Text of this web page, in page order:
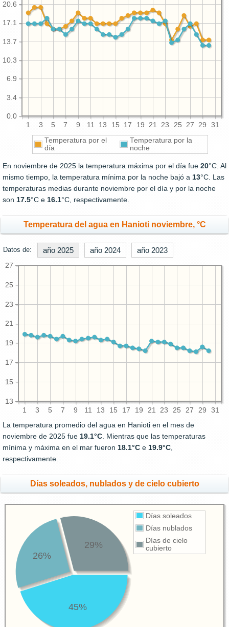
1 3 5 7 9 11 13 15 17 19 21 23 25 27 29 31
0.0
3.4
6.9
10.3
13.7
17.1
20.6
Temperatura por el
día
Temperatura por la
noche
En noviembre de 2025 la temperatura máxima por el día fue 20°C. Al
mismo tiempo, la temperatura mínima por la noche bajó a 13°C. Las
temperaturas medias durante noviembre por el día y por la noche
son 17.5°C e 16.1°C, respectivamente.
Temperatura del agua en Hanioti noviembre, °C
Datos de: año 2025 año 2024 año 2023
1 3 5 7 9 11 13 15 17 19 21 23 25 27 29 31
13
15
17
19
21
23
25
27
La temperatura promedio del agua en Hanioti en el mes de
noviembre de 2025 fue 19.1°C. Mientras que las temperaturas
mínima y máxima en el mar fueron 18.1°C e 19.9°C,
respectivamente.
Días soleados, nublados y de cielo cubierto
Días soleados
Días nublados
Días de cielo
cubierto
45%
26%
29%